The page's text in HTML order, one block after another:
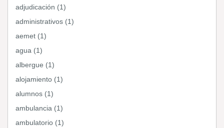
adjudicación (1)
administrativos (1)
aemet (1)
agua (1)
albergue (1)
alojamiento (1)
alumnos (1)
ambulancia (1)
ambulatorio (1)